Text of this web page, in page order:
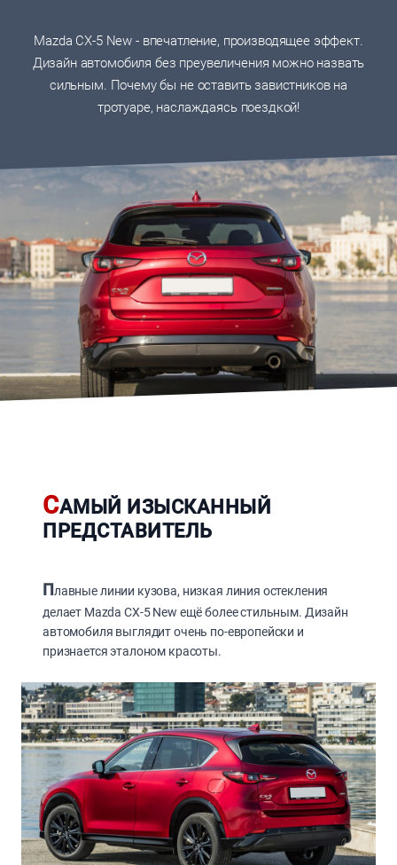
Mazda CX-5 New - впечатление, производящее эффект.
Дизайн автомобиля без преувеличения можно назвать
сильным. Почему бы не оставить завистников на
тротуаре, наслаждаясь поездкой!
САМЫЙ ИЗЫСКАННЫЙ
ПРЕДСТАВИТЕЛЬ
Плавные линии кузова, низкая линия остекления
делает Mazda CX-5 New ещё более стильным. Дизайн
автомобиля выглядит очень по-европейски и
признается эталоном красоты.